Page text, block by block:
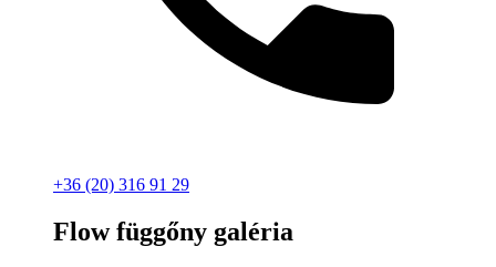
+36 (20) 316 91 29
Flow függőny galéria